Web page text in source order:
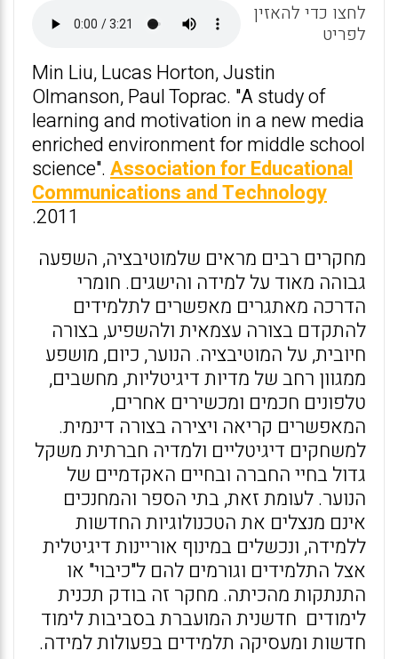
p
k
לחצו כדי להאזין
לפריט
Min Liu, Lucas Horton, Justin
Olmanson, Paul Toprac. "A study of
learning and motivation in a new media
enriched environment for middle school
science". Association for Educational
Communications and Technology
2011.
מחקרים רבים מראים שלמוטיבציה, השפעה
גבוהה מאוד על למידה והישגים. חומרי
הדרכה מאתגרים מאפשרים לתלמידים
להתקדם בצורה עצמאית ולהשפיע, בצורה
חיובית, על המוטיבציה. הנוער, כיום, מושפע
ממגוון רחב של מדיות דיגיטליות, מחשבים,
טלפונים חכמים ומכשירים אחרים,
המאפשרים קריאה ויצירה בצורה דינמית.
למשחקים דיגיטליים ולמדיה חברתית משקל
גדול בחיי החברה ובחיים האקדמיים של
הנוער. לעומת זאת, בתי הספר והמחנכים
אינם מנצלים את הטכנולוגיות החדשות
ללמידה, ונכשלים במינוף אוריינות דיגיטלית
אצל התלמידים וגורמים להם ל"כיבוי" או
התנתקות מהכיתה. מחקר זה בודק תכנית
לימודים חדשנית המועברת בסביבות לימוד
חדשות ומעסיקה תלמידים בפעולות למידה.